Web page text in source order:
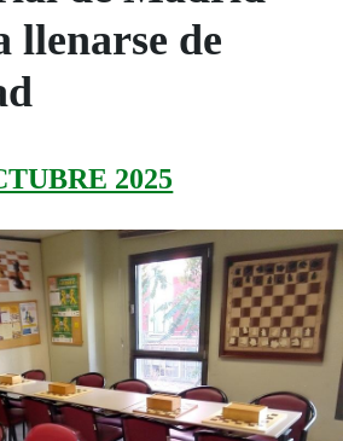
llenarse de
2025